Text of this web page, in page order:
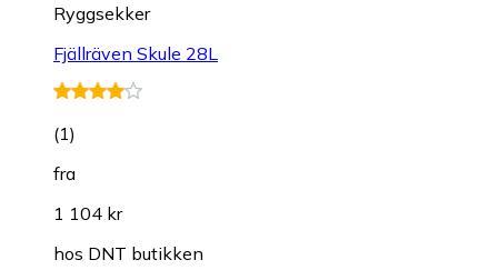
Ryggsekker
Fjällräven Skule 28L
(1)
fra
1 104 kr
hos DNT butikken